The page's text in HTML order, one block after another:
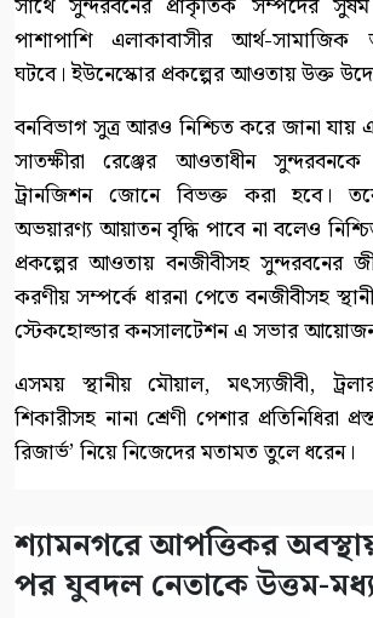
পাশাপাশি এলাকাবাসীর আর্থ-সামাজিক
ঘটবে। ইউনেস্কোর প্রকল্পের আওতায় উক্ত
বনবিভাগ সুত্র আরও নিশ্চিত করে জানা যায়
সাতক্ষীরা রেঞ্জের আওতাধীন
ট্রানজিশন জোনে বিভক্ত করা হবে। তবে
অভয়ারণ্য আয়াতন বৃদ্ধি পাবে না বলেও
প্রকল্পের আওতায় বনজীবীসহ সুন্দরবনের
করণীয় সম্পর্কে ধারনা পেতে বনজীবীসহ
স্টেকহোল্ডার কনসালটেশন এ সভার
এসময় স্থানীয় মৌয়াল, মৎস্যজীবী,
শিকারীসহ নানা শ্রেণী পেশার প্রতিনিধিরা
রিজার্ভ’ নিয়ে নিজেদের মতামত তুলে ধরেন।
শ্যামনগরে আপত্তিকর
পর যুবদল নেতাকে উত্তম-